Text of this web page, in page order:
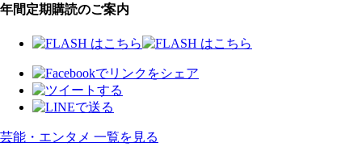
年間定期購読のご案内
芸能・エンタメ 一覧を見る